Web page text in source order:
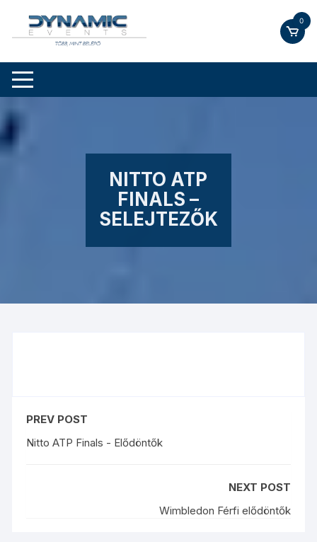
content
0
NITTO ATP
FINALS –
SELEJTEZŐK
PREV POST
Nitto ATP Finals - Elődöntők
NEXT POST
Wimbledon Férfi elődöntők